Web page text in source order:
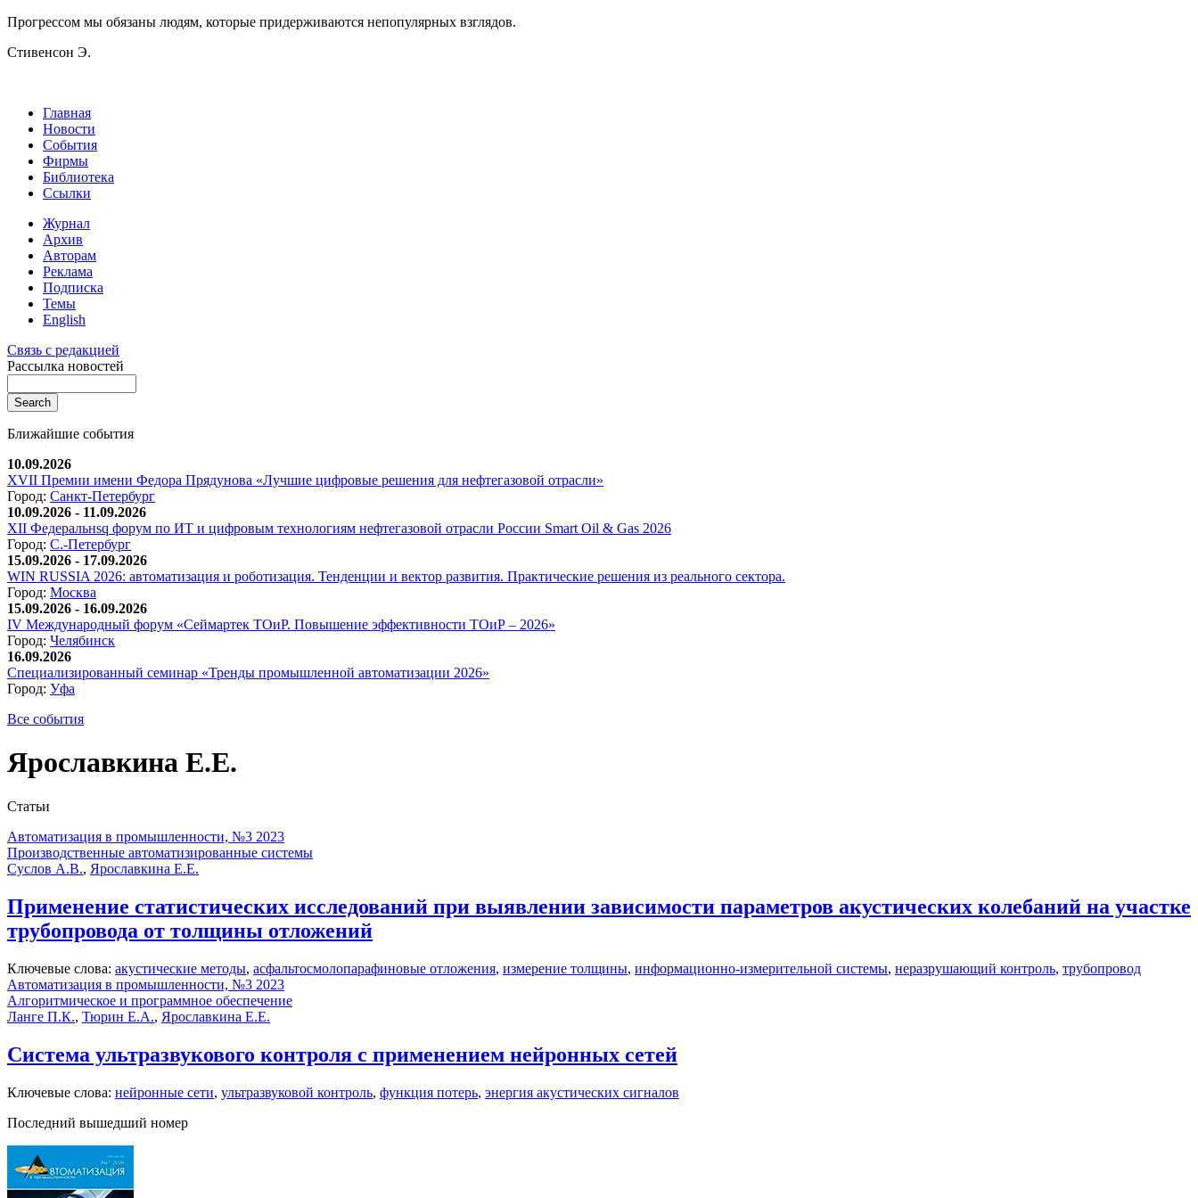
Прогрессом мы обязаны людям, которые придерживаются непопулярных взглядов.
Стивенсон Э.
Главная
Новости
События
Фирмы
Библиотека
Ссылки
Журнал
Архив
Авторам
Реклама
Подписка
Темы
English
Связь с редакцией
Рассылка новостей
Ближайшие события
10.09.2026
XVII Премии имени Федора Прядунова «Лучшие цифровые решения для нефтегазовой отрасли»
Город: Санкт-Петербург
10.09.2026 - 11.09.2026
XII Федеральнsq форум по ИТ и цифровым технологиям нефтегазовой отрасли России Smart Oil & Gas 2026
Город: С.-Петербург
15.09.2026 - 17.09.2026
WIN RUSSIA 2026: автоматизация и роботизация. Тенденции и вектор развития. Практические решения из реального сектора.
Город: Москва
15.09.2026 - 16.09.2026
IV Международный форум «Сеймартек ТОиР. Повышение эффективности ТОиР – 2026»
Город: Челябинск
16.09.2026
Специализированный семинар «Тренды промышленной автоматизации 2026»
Город: Уфа
Все события
Ярославкина Е.Е.
Статьи
Автоматизация в промышленности, №3 2023
Производственные автоматизированные системы
Суслов А.В., Ярославкина Е.Е.
Применение статистических исследований при выявлении зависимости параметров акустических колебаний на участке
трубопровода от толщины отложений
Ключевые слова: акустические методы, асфальтосмолопарафиновые отложения, измерение толщины, информационно-измерительной системы, неразрушающий контроль, трубопровод
Автоматизация в промышленности, №3 2023
Алгоритмическое и программное обеспечение
Ланге П.К., Тюрин Е.А., Ярославкина Е.Е.
Система ультразвукового контроля с применением нейронных сетей
Ключевые слова: нейронные сети, ультразвуковой контроль, функция потерь, энергия акустических сигналов
Последний вышедший номер